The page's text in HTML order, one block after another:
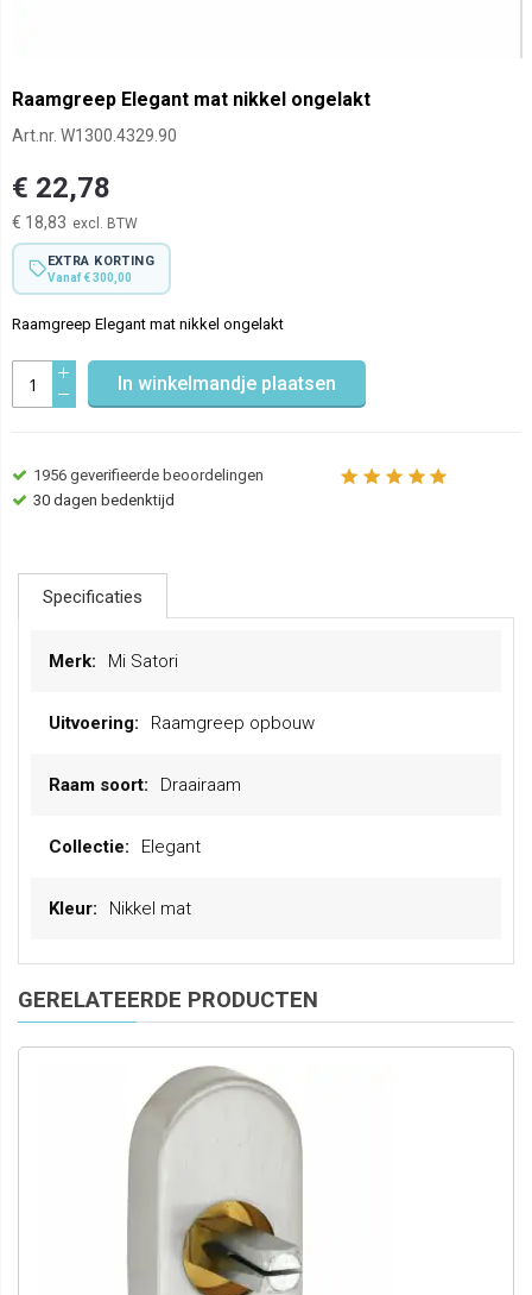
Raamgreep Elegant mat nikkel ongelakt
Art.nr. W1300.4329.90
€ 22,78
€ 18,83
EXTRA KORTING
Vanaf € 300,00
Raamgreep Elegant mat nikkel ongelakt
In winkelmandje plaatsen
1956 geverifieerde beoordelingen
30 dagen bedenktijd
Specificaties
informatieMi Satori
Raamgreep opbouw
Draairaam
Elegant
Nikkel mat
GERELATEERDE PRODUCTEN